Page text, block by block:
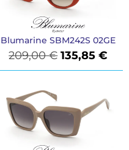
Blumarine SBM242S 02GE
209,00€ 135,85€